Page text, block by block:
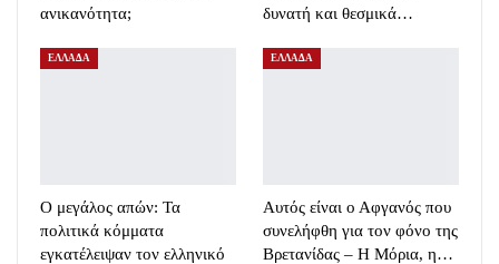
ανικανότητα;
δυνατή και θεσμικά…
ΕΛΛΑΔΑ
Ο μεγάλος απών: Τα
πολιτικά κόμματα
εγκατέλειψαν τον ελληνικό
ΕΛΛΑΔΑ
Αυτός είναι ο Αφγανός που
συνελήφθη για τον φόνο της
Βρετανίδας – Η Μόρια, η…